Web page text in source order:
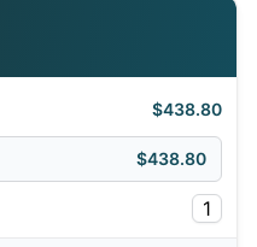
$438.80
$438.80
1